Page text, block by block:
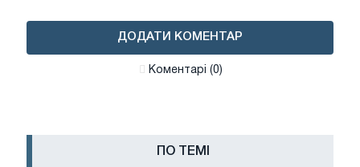
ДОДАТИ КОМЕНТАР
Коментарі (0)
ПО ТЕМІ